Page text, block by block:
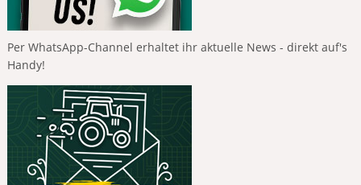
Per WhatsApp-Channel erhaltet ihr aktuelle News - direkt auf's
Handy!